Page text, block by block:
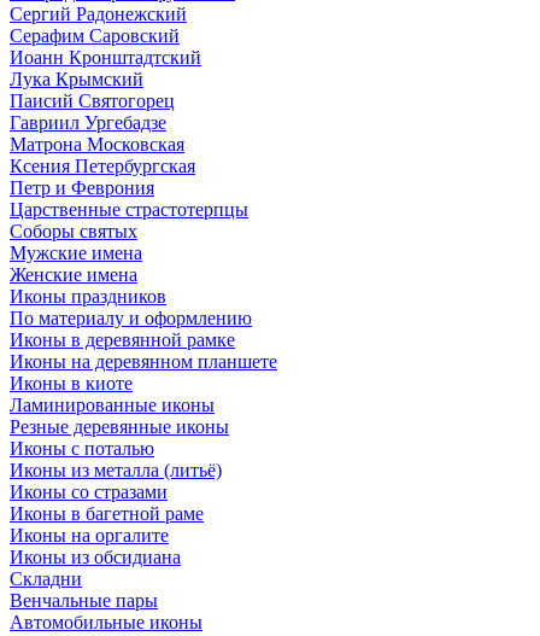
Сергий Радонежский
Серафим Саровский
Иоанн Кронштадтский
Лука Крымский
Паисий Святогорец
Гавриил Ургебадзе
Матрона Московская
Ксения Петербургская
Петр и Феврония
Царственные страстотерпцы
Соборы святых
Мужские имена
Женские имена
Иконы праздников
По материалу и оформлению
Иконы в деревянной рамке
Иконы на деревянном планшете
Иконы в киоте
Ламинированные иконы
Резные деревянные иконы
Иконы с поталью
Иконы из металла (литьё)
Иконы со стразами
Иконы в багетной раме
Иконы на оргалите
Иконы из обсидиана
Складни
Венчальные пары
Автомобильные иконы